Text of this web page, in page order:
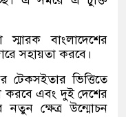
বাংলাদেশের
সহায়তা করবে।
টেকসইতার ভিত্তিতে
করবে এবং দুই দেশের
নতুন ক্ষেত্র উন্মোচন